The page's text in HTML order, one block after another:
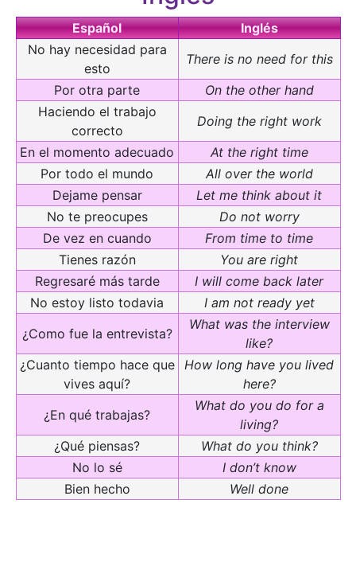
Español
Inglés
No hay necesidad para
esto
There is no need for this
Por otra parte
On the other hand
Haciendo el trabajo
correcto
Doing the right work
En el momento adecuado
At the right time
Por todo el mundo
All over the world
Dejame pensar
Let me think about it
No te preocupes
Do not worry
De vez en cuando
From time to time
Tienes razón
You are right
Regresaré más tarde
I will come back later
No estoy listo todavia
I am not ready yet
¿Como fue la entrevista?
What was the interview
like?
¿Cuanto tiempo hace que
vives aquí?
How long have you lived
here?
¿En qué trabajas?
What do you do for a
living?
¿Qué piensas?
What do you think?
No lo sé
I don’t know
Bien hecho
Well done